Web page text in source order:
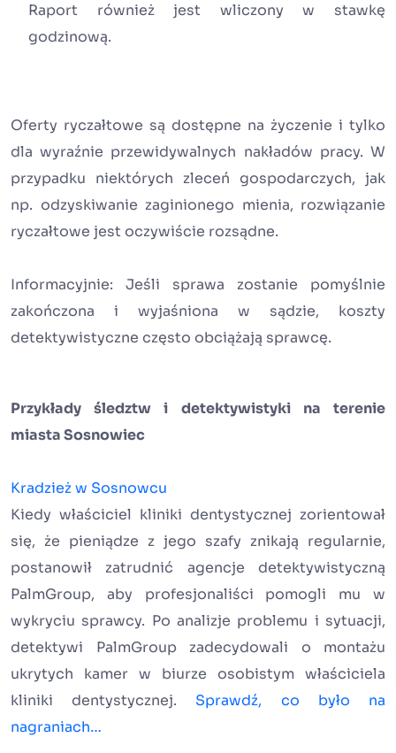
Raport również jest wliczony w stawkę
godzinową.
Oferty ryczałtowe są dostępne na życzenie i tylko
dla wyraźnie przewidywalnych nakładów pracy. W
przypadku niektórych zleceń gospodarczych, jak
np. odzyskiwanie zaginionego mienia, rozwiązanie
ryczałtowe jest oczywiście rozsądne.
Informacyjnie: Jeśli sprawa zostanie pomyślnie
zakończona i wyjaśniona w sądzie, koszty
detektywistyczne często obciążają sprawcę.
Przykłady śledztw i detektywistyki na terenie
miasta Sosnowiec
Kradzież w Sosnowcu
Kiedy właściciel kliniki dentystycznej zorientował
się, że pieniądze z jego szafy znikają regularnie,
postanowił zatrudnić agencje detektywistyczną
PalmGroup, aby profesjonaliści pomogli mu w
wykryciu sprawcy. Po analizje problemu i sytuacji,
detektywi PalmGroup zadecydowali o montażu
ukrytych kamer w biurze osobistym właściciela
kliniki dentystycznej. Sprawdź, co było na
nagraniach…